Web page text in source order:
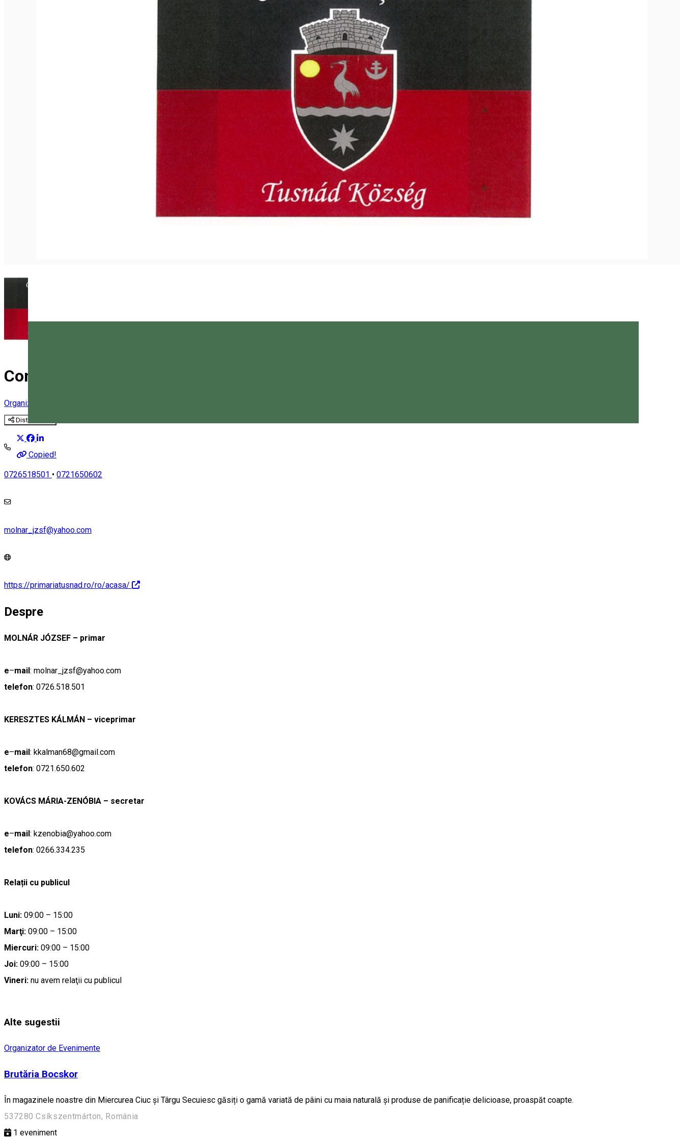
Comuna Tușnad
Organizator de Evenimente
Distribuie
Copied!
0726518501 • 0721650602
molnar_jzsf@yahoo.com
https://primariatusnad.ro/ro/acasa/
Despre
MOLNÁR JÓZSEF – primar
e–mail: molnar_jzsf@yahoo.com
telefon: 0726.518.501
KERESZTES KÁLMÁN – viceprimar
e–mail: kkalman68@gmail.com
telefon: 0721.650.602
KOVÁCS MÁRIA-ZENÓBIA – secretar
e–mail: kzenobia@yahoo.com
telefon: 0266.334.235
Relații cu publicul
Luni: 09:00 – 15:00
Marţi: 09:00 – 15:00
Miercuri: 09:00 – 15:00
Joi: 09:00 – 15:00
Vineri: nu avem relaţii cu publicul
Alte sugestii
Organizator de Evenimente
Brutăria Bocskor
În magazinele noastre din Miercurea Ciuc și Târgu Secuiesc găsiți o gamă variată de pâini cu maia naturală și produse de panificație delicioase, proaspăt coapte.
537280 Csíkszentmárton, Románia
1 eveniment